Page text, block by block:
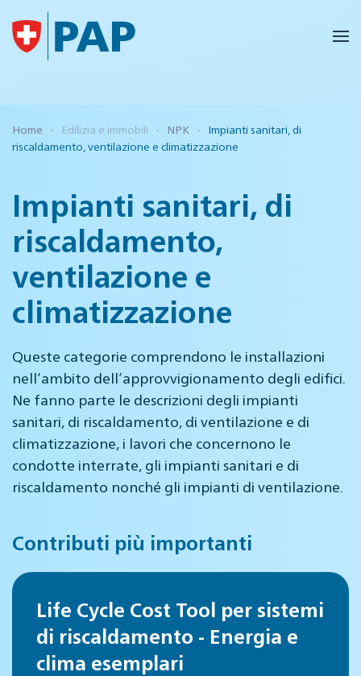
Skip to main content
Home Edilizia e immobili NPK
Impianti sanitari, di
riscaldamento, ventilazione e climatizzazione
Impianti sanitari, di
riscaldamento,
ventilazione e
climatizzazione
Queste categorie comprendono le installazioni
nell’ambito dell’approvvigionamento degli edifici.
Ne fanno parte le descrizioni degli impianti
sanitari, di riscaldamento, di ventilazione e di
climatizzazione, i lavori che concernono le
condotte interrate, gli impianti sanitari e di
riscaldamento nonché gli impianti di ventilazione.
Contributi più importanti
Life Cycle Cost Tool per sistemi
di riscaldamento - Energia e
clima esemplari